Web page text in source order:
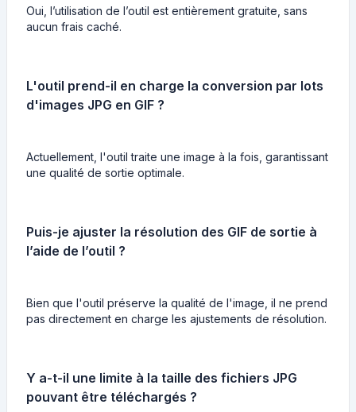
Oui, l’utilisation de l’outil est entièrement gratuite, sans
aucun frais caché.
L'outil prend-il en charge la conversion par lots
d'images JPG en GIF ?
Actuellement, l'outil traite une image à la fois, garantissant
une qualité de sortie optimale.
Puis-je ajuster la résolution des GIF de sortie à
l’aide de l’outil ?
Bien que l'outil préserve la qualité de l'image, il ne prend
pas directement en charge les ajustements de résolution.
Y a-t-il une limite à la taille des fichiers JPG
pouvant être téléchargés ?